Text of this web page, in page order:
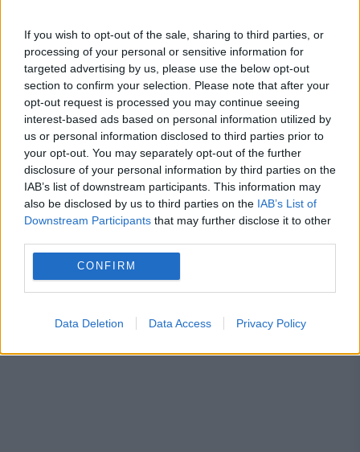
If you wish to opt-out of the sale, sharing to third parties, or
processing of your personal or sensitive information for
targeted advertising by us, please use the below opt-out
section to confirm your selection. Please note that after your
opt-out request is processed you may continue seeing
interest-based ads based on personal information utilized by
us or personal information disclosed to third parties prior to
your opt-out. You may separately opt-out of the further
disclosure of your personal information by third parties on the
IAB’s list of downstream participants. This information may
also be disclosed by us to third parties on the IAB’s List of
Downstream Participants that may further disclose it to other
CONFIRM
Data Deletion Data Access Privacy Policy
ANM schimbă prognoza: furtuni
puternice după caniculă. Harta
avertizărilor pentru următoarele trei zile
Prețurile carburanților joi, 6 august
2026. Lista stațiilor cu cele mai mici
tarife
dna petrom
Romtelecom. sri